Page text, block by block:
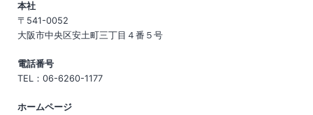
本社
〒541-0052
大阪市中央区安土町三丁目４番５号
電話番号
TEL：06-6260-1177
ホームページ